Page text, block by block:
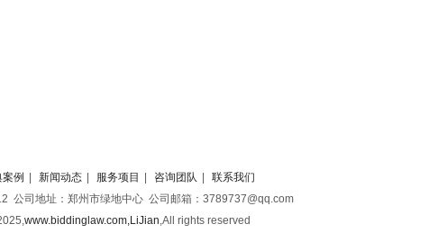
例 新闻动态 服务项目 咨询团队
联系我们
公司地址：郑州市绿地中心 公司邮箱：3789737@qq.com
www.biddinglaw.com,LiJian,All rights reserved